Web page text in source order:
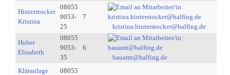
Hinterstocker
Kristina
08055
9053-
25
7
kristina.hinterstocker@halfing.de
Huber
Elisabeth
08055
9053-
35
6
bauamt@halfing.de
Kläranlage
08055